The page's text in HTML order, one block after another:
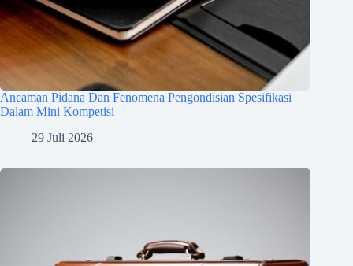
Ancaman Pidana Dan Fenomena Pengondisian Spesifikasi
Dalam Mini Kompetisi
29 Juli 2026